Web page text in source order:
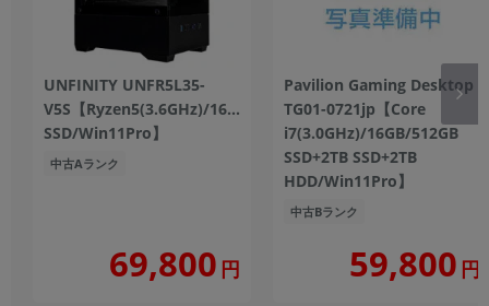
UNFINITY UNFR5L35-
V5S【Ryzen5(3.6GHz)/16GB/512GB
SSD/Win11Pro】
中古Aランク
69,800 円
Pavilion Gaming Desktop
TG01-0721jp【Core
i7(3.0GHz)/16GB/512GB
SSD+2TB SSD+2TB
HDD/Win11Pro】
中古Bランク
59,800 円